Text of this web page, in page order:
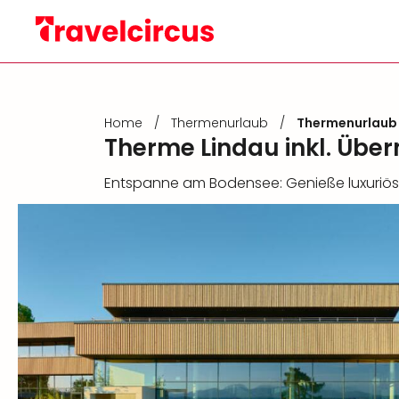
Home / Thermenurlaub /
Therme Lindau inkl.
Entspanne am Bodensee: Genieße